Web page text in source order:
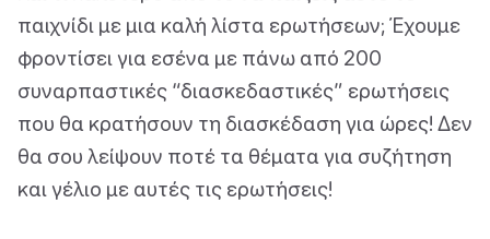
παιχνίδι με μια καλή λίστα ερωτήσεων; Έχουμε
φροντίσει για εσένα με πάνω από 200
συναρπαστικές “διασκεδαστικές” ερωτήσεις
που θα κρατήσουν τη διασκέδαση για ώρες! Δεν
θα σου λείψουν ποτέ τα θέματα για συζήτηση
και γέλιο με αυτές τις ερωτήσεις!